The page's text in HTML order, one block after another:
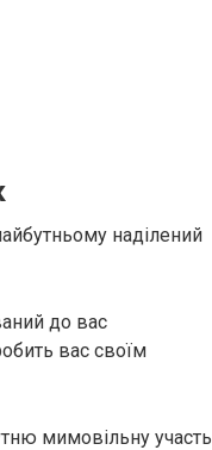
наділений
до вас
вас своїм
мимовільну участь